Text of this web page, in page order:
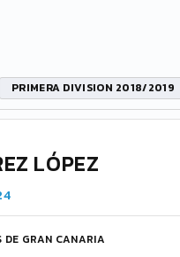
PRIMERA DIVISION 2018/2019
LÓPEZ
DE GRAN CANARIA